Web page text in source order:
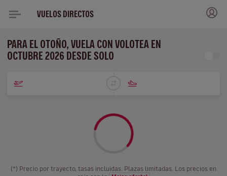
VUELOS DIRECTOS
PARA EL OTOÑO, VUELA CON VOLOTEA EN
OCTUBRE 2026 DESDE SOLO
(*) Precio por trayecto, tasas incluidas. Plazas limitadas. Los precios en